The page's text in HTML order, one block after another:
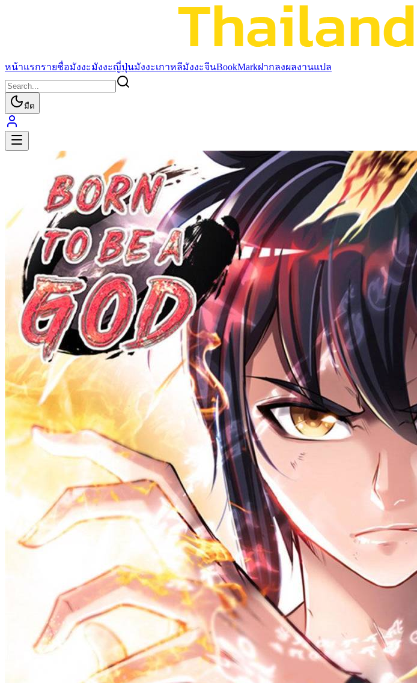
หน้าแรกรายชื่อมังงะมังงะญี่ปุ่นมังงะเกาหลีมังงะจีนBookMarkฝากลงผลงานแปล
มืด